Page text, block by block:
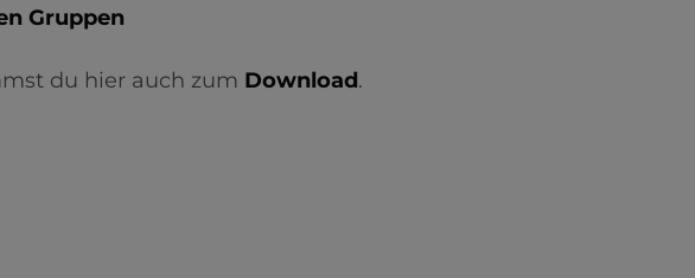
Gruppen
du hier auch zum Download.